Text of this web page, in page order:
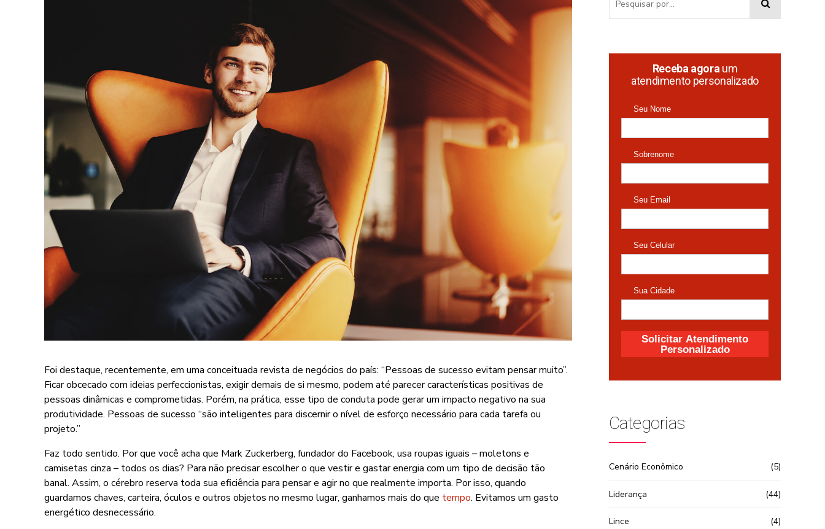
Foi destaque, recentemente, em uma conceituada revista de negócios do país: “Pessoas de sucesso evitam pensar muito”.
Ficar obcecado com ideias perfeccionistas, exigir demais de si mesmo, podem até parecer características positivas de
pessoas dinâmicas e comprometidas. Porém, na prática, esse tipo de conduta pode gerar um impacto negativo na sua
produtividade. Pessoas de sucesso “são inteligentes para discernir o nível de esforço necessário para cada tarefa ou
projeto.”
Faz todo sentido. Por que você acha que Mark Zuckerberg, fundador do Facebook, usa roupas iguais – moletons e
camisetas cinza – todos os dias? Para não precisar escolher o que vestir e gastar energia com um tipo de decisão tão
banal. Assim, o cérebro reserva toda sua eficiência para pensar e agir no que realmente importa. Por isso, quando
guardamos chaves, carteira, óculos e outros objetos no mesmo lugar, ganhamos mais do que tempo. Evitamos um gasto
energético desnecessário.
Receba agoraum
atendimento personalizado
Categorias
Cenário Econômico (5)
Liderança (44)
Lince (4)